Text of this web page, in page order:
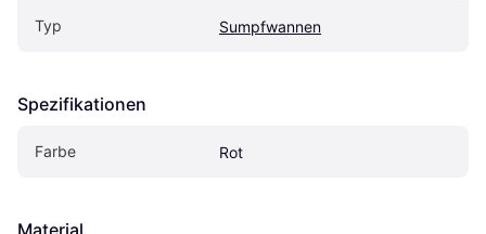
Typ Sumpfwannen
Spezifikationen
Farbe Rot